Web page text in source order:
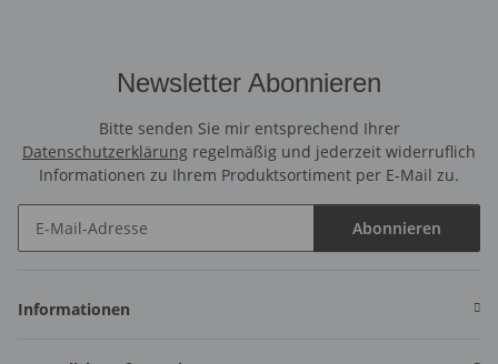
Newsletter Abonnieren
Bitte senden Sie mir entsprechend Ihrer
Datenschutzerklärung regelmäßig und jederzeit widerruflich
Informationen zu Ihrem Produktsortiment per E-Mail zu.
Abonnieren
Informationen